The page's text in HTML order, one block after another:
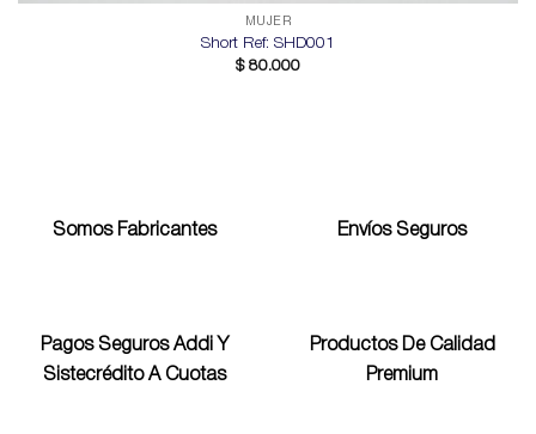
MUJER
Short Ref: SHD001
$80.000
Somos Fabricantes Envíos Seguros
Pagos Seguros Addi Y
Sistecrédito A Cuotas
Productos De Calidad
Premium